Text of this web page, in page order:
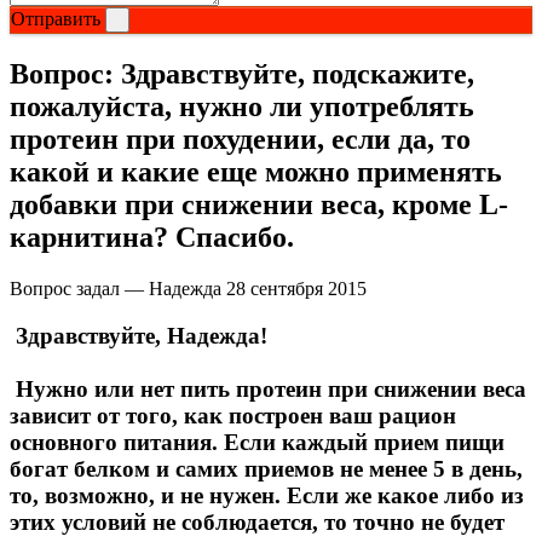
Отправить
Вопрос: Здравствуйте, подскажите,
пожалуйста, нужно ли употреблять
протеин при похудении, если да, то
какой и какие еще можно применять
добавки при снижении веса, кроме L-
карнитина? Спасибо.
Вопрос задал — Надежда 28 сентября 2015
Здравствуйте, Надежда!
Нужно или нет пить протеин при снижении веса
зависит от того, как построен ваш рацион
основного питания. Если каждый прием пищи
богат белком и самих приемов не менее 5 в день,
то, возможно, и не нужен. Если же какое либо из
этих условий не соблюдается, то точно не будет